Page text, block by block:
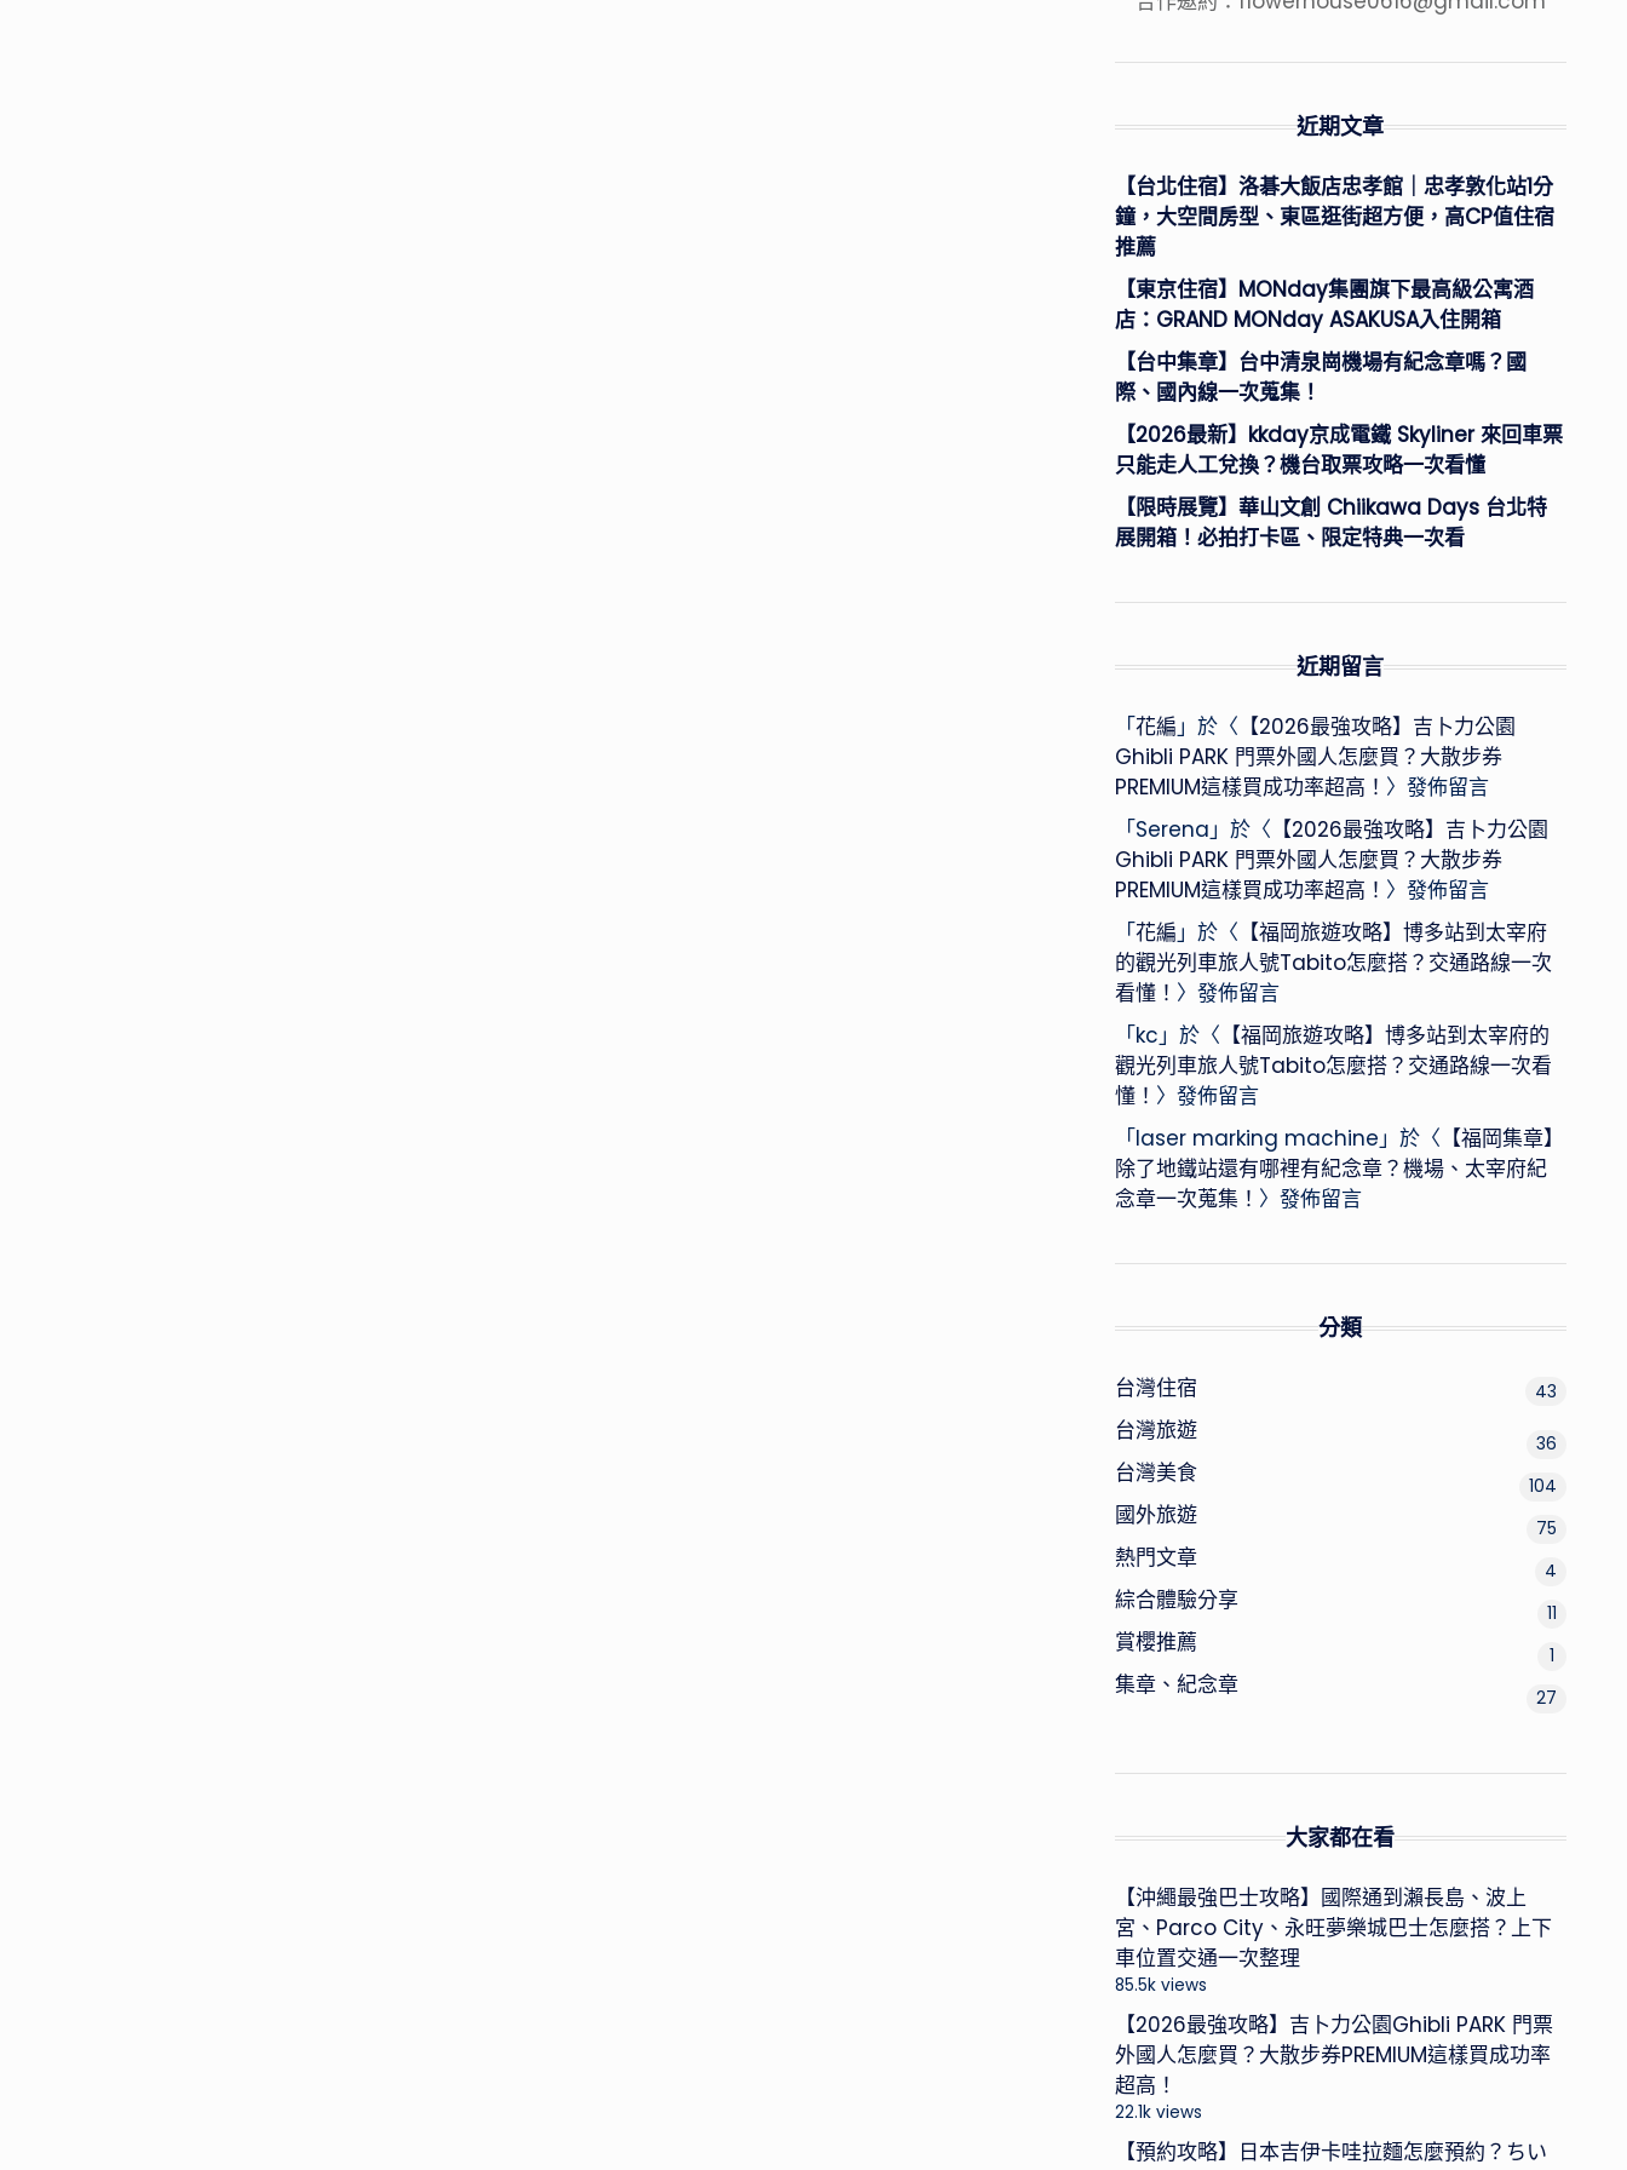
近期文章
【台北住宿】洛碁大飯店忠孝館｜忠孝敦化站1分
鐘，大空間房型、東區逛街超方便，高CP值住宿
推薦
【東京住宿】MONday集團旗下最高級公寓酒
店：GRAND MONday ASAKUSA入住開箱
【台中集章】台中清泉崗機場有紀念章嗎？國
際、國內線一次蒐集！
【2026最新】kkday京成電鐵 Skyliner 來回車票
只能走人工兌換？機台取票攻略一次看懂
【限時展覽】華山文創 Chiikawa Days 台北特
展開箱！必拍打卡區、限定特典一次看
近期留言
「花編」於〈 【2026最強攻略】吉卜力公園
Ghibli PARK 門票外國人怎麼買？大散步券
PREMIUM這樣買成功率超高！ 〉發佈留言
「Serena」於〈 【2026最強攻略】吉卜力公園
Ghibli PARK 門票外國人怎麼買？大散步券
PREMIUM這樣買成功率超高！ 〉發佈留言
「花編」於〈 【福岡旅遊攻略】博多站到太宰府
的觀光列車旅人號Tabito怎麼搭？交通路線一次
看懂！ 〉發佈留言
「kc」於〈 【福岡旅遊攻略】博多站到太宰府的
觀光列車旅人號Tabito怎麼搭？交通路線一次看
懂！ 〉發佈留言
「laser marking machine」於〈 【福岡集章】
除了地鐵站還有哪裡有紀念章？機場、太宰府紀
念章一次蒐集！ 〉發佈留言
分類
台灣住宿 43
台灣旅遊 36
台灣美食 104
國外旅遊 75
熱門文章 4
綜合體驗分享 11
賞櫻推薦 1
集章、紀念章 27
大家都在看
【沖繩最強巴士攻略】國際通到瀨長島、波上
宮、Parco City、永旺夢樂城巴士怎麼搭？上下
車位置交通一次整理
85.5k views
【2026最強攻略】吉卜力公園Ghibli PARK 門票
外國人怎麼買？大散步券PREMIUM這樣買成功率
超高！
22.1k views
【預約攻略】日本吉伊卡哇拉麵怎麼預約？ちい